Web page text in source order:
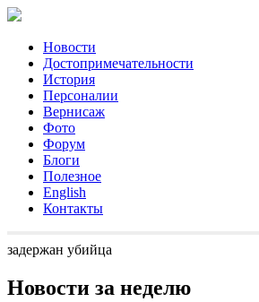
Новости
Достопримечательности
История
Персоналии
Вернисаж
Фото
Форум
Блоги
Полезное
English
Контакты
задержан убийца
Новости за неделю